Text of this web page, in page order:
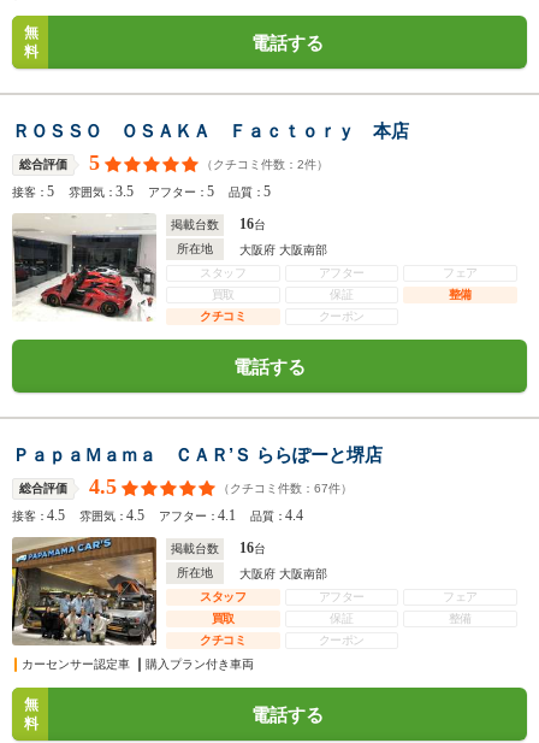
無
料
電話する
ＲＯＳＳＯ ＯＳＡＫＡ Ｆａｃｔｏｒｙ 本店
総合評価 5 （クチコミ件数： 2件）
接客：5 雰囲気：3.5 アフター：5 品質：5
掲載台数 16台
所在地
大阪府 大阪南部
スタッフ
アフター
フェア
買取
保証
整備
クチコミ
クーポン
電話する
ＰａｐａＭａｍａ ＣＡＲ’Ｓ ららぽーと堺店
総合評価 4.5 （クチコミ件数： 67件）
接客：4.5 雰囲気：4.5 アフター：4.1 品質：4.4
掲載台数 16台
所在地
大阪府 大阪南部
スタッフ
アフター
フェア
買取
保証
整備
クチコミ
クーポン
カーセンサー認定車
購入プラン付き車両
無
料
電話する